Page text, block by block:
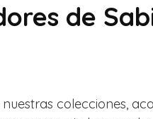
de
colecciones,